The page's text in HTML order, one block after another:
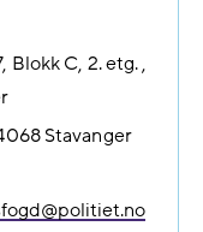
Blokk C, 2. etg.
Stavanger